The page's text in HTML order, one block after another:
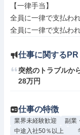
【一律手当】
全員に一律で支払わ
仕事に関するPR
突然のトラブルか
28万円
仕事の特徴
業界未経験歓迎 副業
中途入社50％以上